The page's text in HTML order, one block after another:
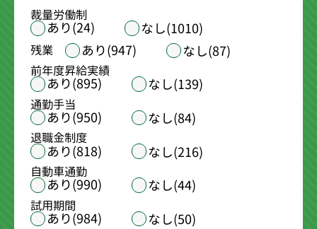
裁量労働制
あり(24) なし(1010)
残業 あり(947) なし(87)
前年度昇給実績
あり(895) なし(139)
通勤手当
あり(950) なし(84)
退職金制度
あり(818) なし(216)
自動車通勤
あり(990) なし(44)
試用期間
あり(984) なし(50)